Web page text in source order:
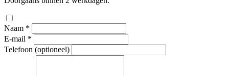
Naam *
E-mail *
Telefoon (optioneel)